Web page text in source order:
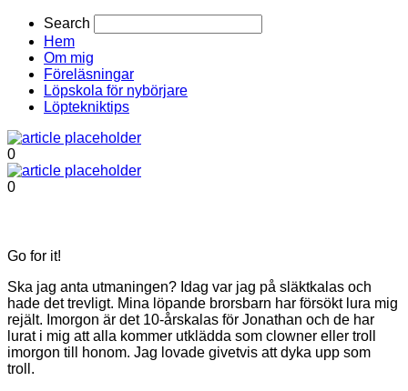
Search
Hem
Om mig
Föreläsningar
Löpskola för nybörjare
Löptekniktips
0
0
Go for it!
Ska jag anta utmaningen? Idag var jag på släktkalas och
hade det trevligt. Mina löpande brorsbarn har försökt lura mig
rejält. Imorgon är det 10-årskalas för Jonathan och de har
lurat i mig att alla kommer utklädda som clowner eller troll
imorgon till honom. Jag lovade givetvis att dyka upp som
troll.